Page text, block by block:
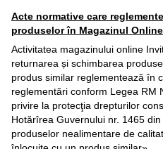
Acte normative care
produselor în Magazinul
Activitatea magazinului online
returnarea și schimbarea
produs similar reglementează în
reglementări conform Legea RM
privire la protecţia drepturilor
Hotărîrea Guvernului nr. 1465
produselor nealimentare de